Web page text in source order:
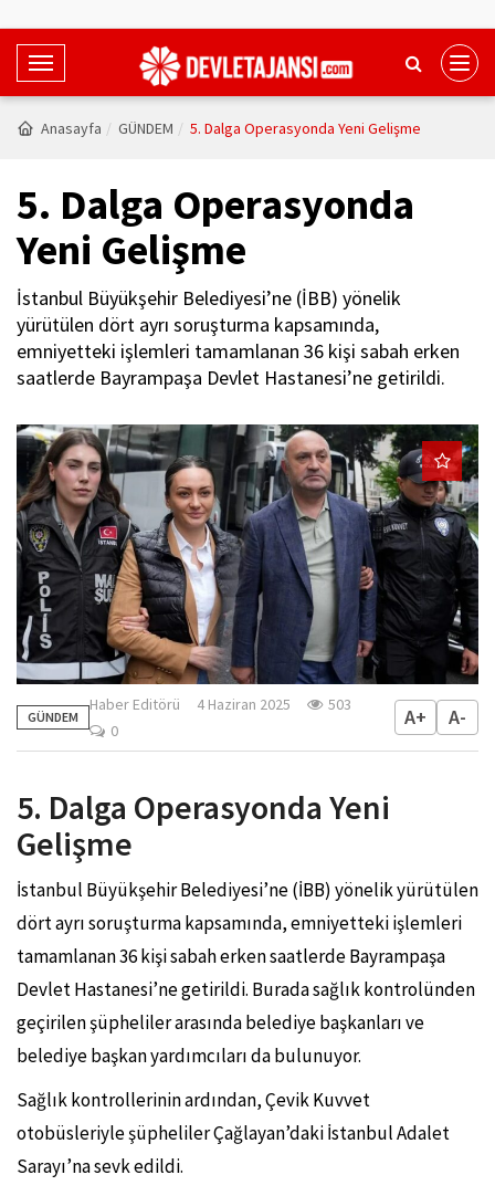
T
o
g
a
i
g
a
t
o
n
Anasayfa GÜNDEM 5. Dalga Operasyonda Yeni Gelişme
5. Dalga Operasyonda
Yeni Gelişme
İstanbul Büyükşehir Belediyesi’ne (İBB) yönelik
yürütülen dört ayrı soruşturma kapsamında,
emniyetteki işlemleri tamamlanan 36 kişi sabah erken
saatlerde Bayrampaşa Devlet Hastanesi’ne getirildi.
GÜNDEM
Haber Editörü 4 Haziran 2025
503
0
A+ A-
5. Dalga Operasyonda Yeni
Gelişme
İstanbul Büyükşehir Belediyesi’ne (İBB) yönelik yürütülen
dört ayrı soruşturma kapsamında, emniyetteki işlemleri
tamamlanan 36 kişi sabah erken saatlerde Bayrampaşa
Devlet Hastanesi’ne getirildi. Burada sağlık kontrolünden
geçirilen şüpheliler arasında belediye başkanları ve
belediye başkan yardımcıları da bulunuyor.
Sağlık kontrollerinin ardından, Çevik Kuvvet
otobüsleriyle şüpheliler Çağlayan’daki İstanbul Adalet
Sarayı’na sevk edildi.